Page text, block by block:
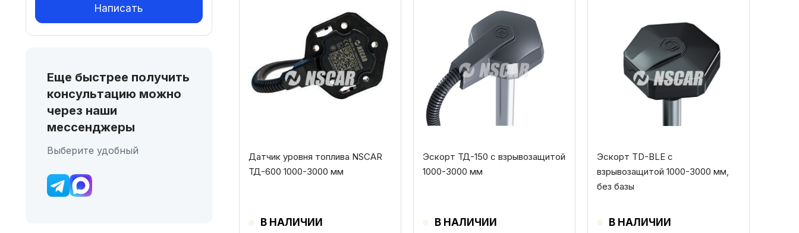
Датчик уровня топлива NSCAR
ТД-600 1000-3000 мм
В НАЛИЧИИ
Опции
можно
товара.
Эскорт ТД-150 с взрывозащитой
1000-3000 мм
В НАЛИЧИИ
несколько
вариаций.
Опции
можно
выбрать
на
товара.
Эскорт TD-BLE с
взрывозащитой 1000-3000 мм,
без базы
В НАЛИЧИИ
несколько
вариаций.
Опции
можно
товара.
Написать
Еще быстрее получить
консультацию можно
через наши
мессенджеры
Выберите удобный